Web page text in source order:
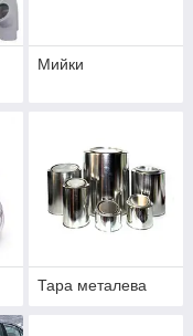
Мийки
Тара металева